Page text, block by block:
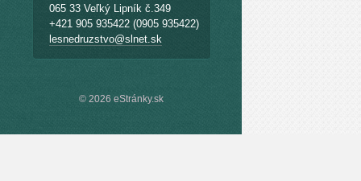
065 33 Veľký Lipník č.349
+421 905 935422 (0905 935422)
lesnedruzstvo@slnet.sk
© 2026 eStránky.sk